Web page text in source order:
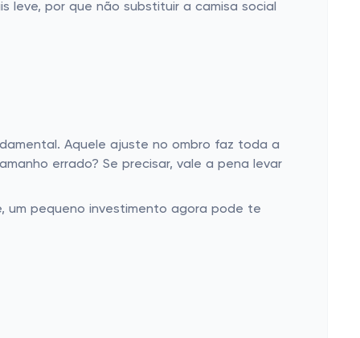
leve, por que não substituir a camisa social
Aquele ajuste no ombro faz toda a
errado? Se precisar, vale a pena levar
um pequeno investimento agora pode te